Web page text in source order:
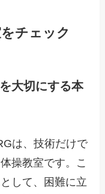
チェック
大切にする本
は、技術だけで
操教室です。こ
して、困難に立